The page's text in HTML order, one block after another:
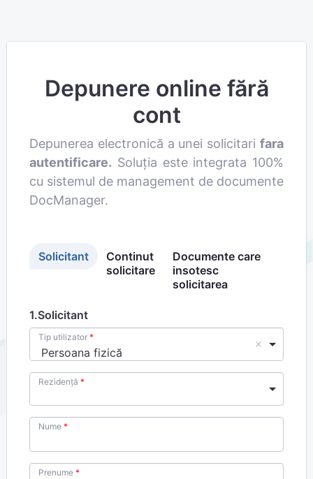
Depunere online fără
cont
Depunerea electronică a unei solicitari fara
autentificare. Soluția este integrata 100%
cu sistemul de management de documente
DocManager.
Solicitant
Continut
solicitare
Documente care
insotesc
solicitarea
1.Solicitant
Tip utilizator
Persoana fizică
Rezidență
Nume
Prenume